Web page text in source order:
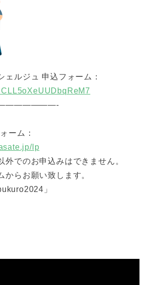
ェルジュ 申込フォーム：
ーム：
lp
でのお申込みはできません。
からお願い致します。
」